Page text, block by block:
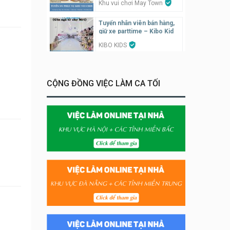
Khu vui chơi May Town
Tuyển nhân viên bán hàng,
giữ xe parttime – Kibo Kid
KIBO KIDS
Công ty
Tuyển nhân viên tiếp thực,
phục vụ bàn
Nhà hàng Phủi Quán
– hỗ trợ ăn ở
Quán bánh đa cua
Tuyển nhân viên bán hàng
GÀ GÔ FASTFOOD
CỘNG ĐỒNG VIỆC LÀM CA TỐI